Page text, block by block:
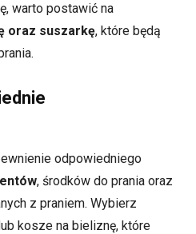
warto postawić na
oraz suszarkę, które będą
odpowiedniego
, środków do prania oraz
z praniem. Wybierz
kosze na bieliznę, które